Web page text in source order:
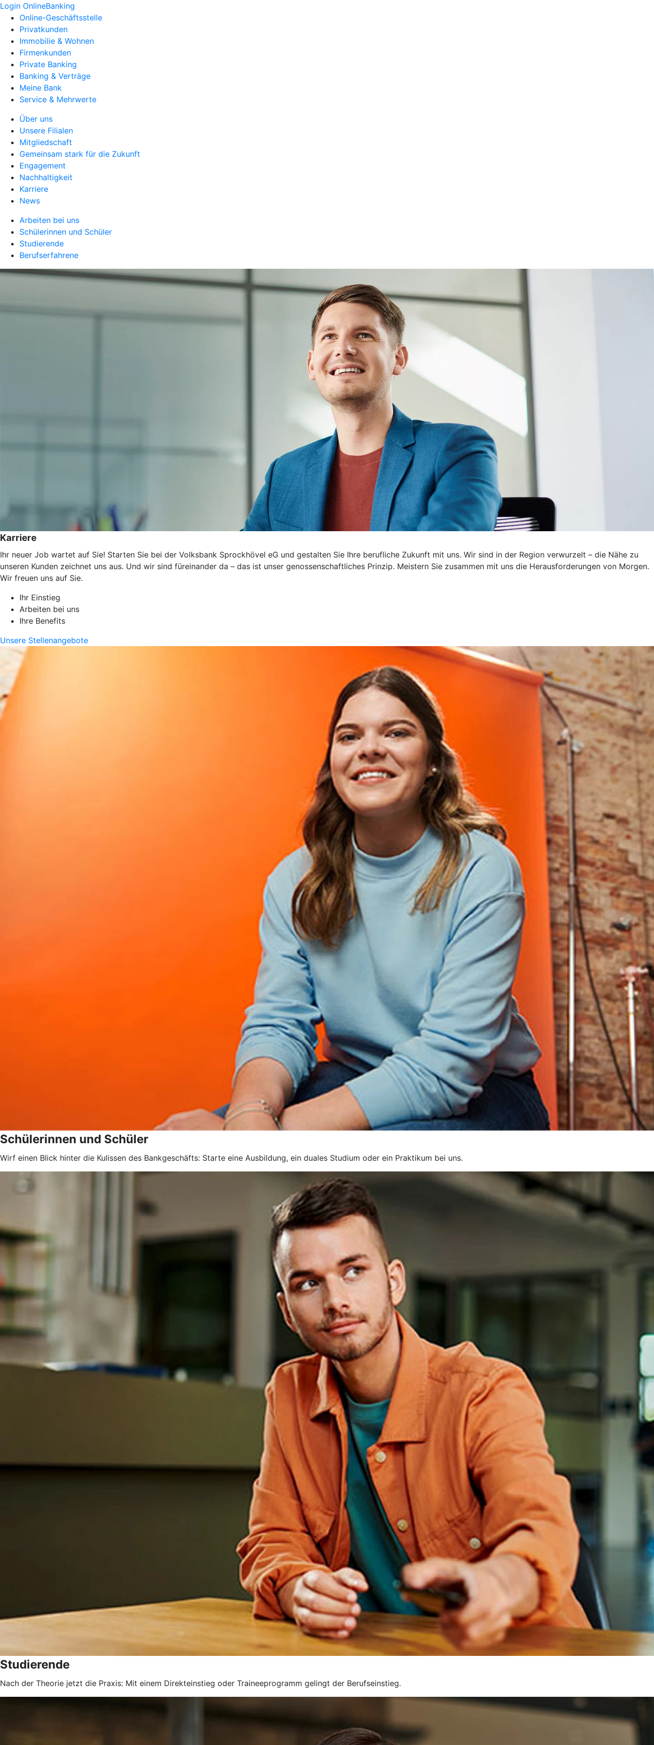
Login OnlineBanking
Online-Geschäftsstelle
Privatkunden
Immobilie & Wohnen
Firmenkunden
Private Banking
Banking & Verträge
Meine Bank
Service & Mehrwerte
Über uns
Unsere Filialen
Mitgliedschaft
Gemeinsam stark für die Zukunft
Engagement
Nachhaltigkeit
Karriere
News
Arbeiten bei uns
Schülerinnen und Schüler
Studierende
Berufserfahrene
Karriere
Ihr neuer Job wartet auf Sie! Starten Sie bei der Volksbank Sprockhövel eG und gestalten Sie Ihre berufliche Zukunft mit uns. Wir sind in der Region verwurzelt – die Nähe zu
unseren Kunden zeichnet uns aus. Und wir sind füreinander da – das ist unser genossenschaftliches Prinzip. Meistern Sie zusammen mit uns die Herausforderungen von Morgen.
Wir freuen uns auf Sie.
Ihr Einstieg
Arbeiten bei uns
Ihre Benefits
Unsere Stellenangebote
Schülerinnen und Schüler
Wirf einen Blick hinter die Kulissen des Bankgeschäfts: Starte eine Ausbildung, ein duales Studium oder ein Praktikum bei uns.
Studierende
Nach der Theorie jetzt die Praxis: Mit einem Direkteinstieg oder Traineeprogramm gelingt der Berufseinstieg.